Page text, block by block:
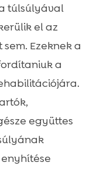
túlsúlyával
el az
Ezeknek a
a
együttes